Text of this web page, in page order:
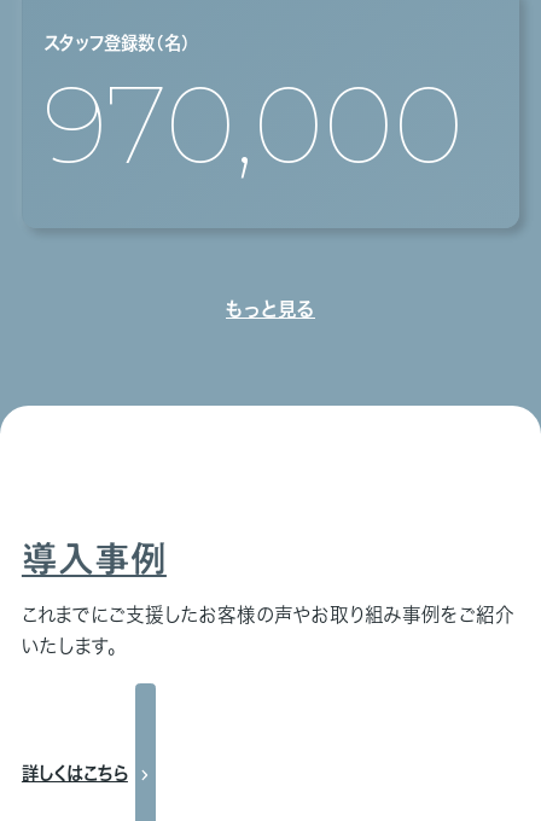
スタッフ登録数（名）
970,000
もっと見る
導入事例
これまでにご支援したお客様の声やお取り組み事例をご紹介
いたします。
詳しくはこちら